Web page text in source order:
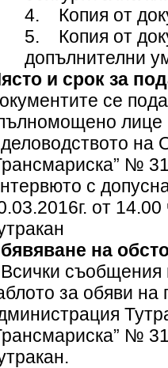
4. Копия от
5. Копия от
допълнителни
и срок за
се
лице
деловодството
№
с
от
на
съобщения
за обяви
№